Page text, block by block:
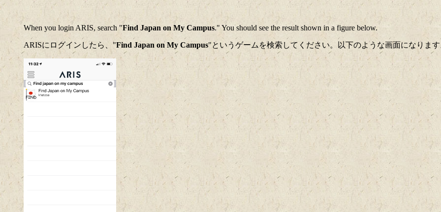
When you login ARIS, search "Find Japan on My Campus." You should see the result shown in a figure below.
ARISにログインしたら、"Find Japan on My Campus"というゲームを検索してください。以下のような画面になりま